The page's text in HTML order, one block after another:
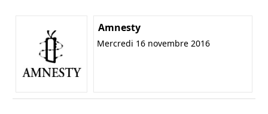
Amnesty
Mercredi 16 novembre 2016